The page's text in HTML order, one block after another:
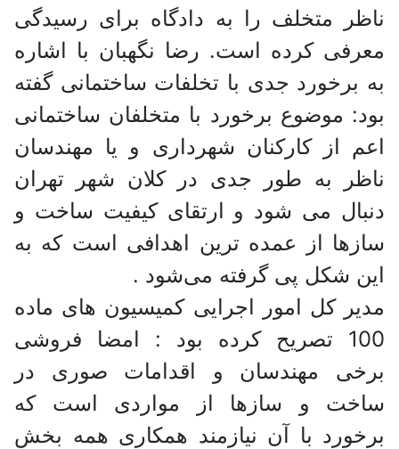
ناظر متخلف را به دادگاه برای رسیدگی
معرفی کرده است. رضا نگهبان با اشاره
به برخورد جدی با تخلفات ساختمانی گفته
بود: موضوع برخورد با متخلفان ساختمانی
اعم از کارکنان شهرداری و یا مهندسان
ناظر به طور جدی در کلان شهر تهران
دنبال می شود و ارتقای کیفیت ساخت و
سازها از عمده ترین اهدافی است که به
این شکل پی گرفته می‌شود .
مدیر کل امور اجرایی کمیسیون های ماده
100 تصریح کرده بود : امضا فروشی
برخی مهندسان و اقدامات صوری در
ساخت و سازها از مواردی است که
برخورد با آن نیازمند همکاری همه بخش